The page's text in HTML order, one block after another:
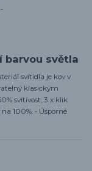
barvou světla
svítidla je kov v
klasickým
svítivost, 3 x klik
100%. - Úsporné